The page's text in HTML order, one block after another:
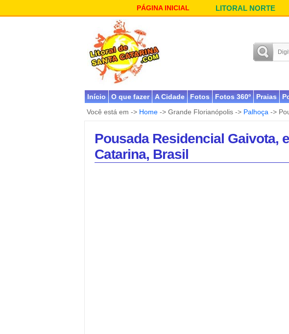
PÁGINA INICIAL LITORAL NORTE
Início O que fazer A Cidade Fotos Fotos 360º Praias
Você está em -> Home -> Grande Florianópolis -> Palhoça ->
Pousada Residencial Gaivota,
Catarina, Brasil